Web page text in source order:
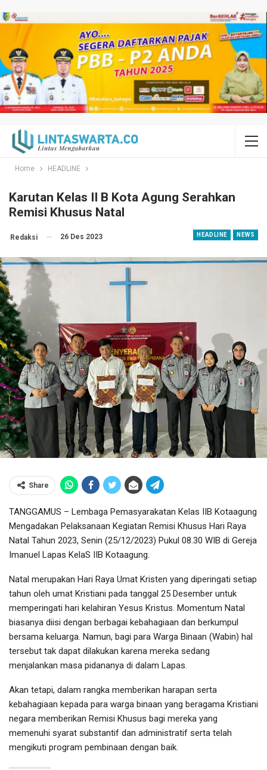
Home HEADLINE
Karutan Kelas II B Kota Agung Serahkan
Remisi Khusus Natal
HEADLINE NEWS
Redaksi 26 Des 2023
Share
TANGGAMUS – Lembaga Pemasyarakatan Kelas IIB Kotaagung
Mengadakan Pelaksanaan Kegiatan Remisi Khusus Hari Raya
Natal Tahun 2023, Senin (25/12/2023) Pukul 08.30 WIB di Gereja
Imanuel Lapas KelaS IIB Kotaagung.
Natal merupakan Hari Raya Umat Kristen yang diperingati setiap
tahun oleh umat Kristiani pada tanggal 25 Desember untuk
memperingati hari kelahiran Yesus Kristus. Momentum Natal
biasanya diisi dengan berbagai kebahagiaan dan berkumpul
bersama keluarga. Namun, bagi para Warga Binaan (Wabin) hal
tersebut tak dapat dilakukan karena mereka sedang
menjalankan masa pidananya di dalam Lapas.
Akan tetapi, dalam rangka memberikan harapan serta
kebahagiaan kepada para warga binaan yang beragama Kristiani
negara memberikan Remisi Khusus bagi mereka yang
memenuhi syarat substantif dan administratif serta telah
mengikuti program pembinaan dengan baik.